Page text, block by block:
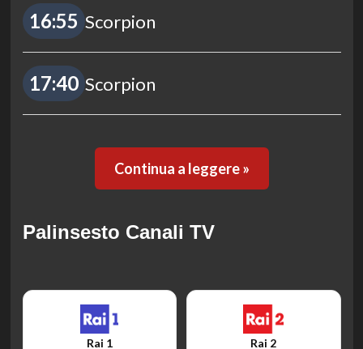
16:55 Scorpion
17:40 Scorpion
Continua a leggere »
Palinsesto Canali TV
Rai 1 Rai 2